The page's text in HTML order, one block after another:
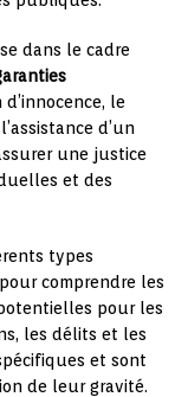
dans le cadre
le
d’un
une justice
et des
types
comprendre les
pour les
les délits et les
et sont
de leur gravité.